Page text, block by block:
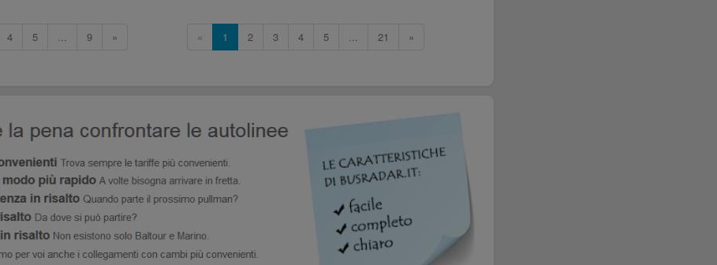
4 5 ... 9 » « 1 2 3 4 5 ... 21 »